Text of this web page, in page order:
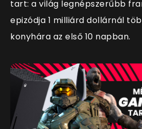
tart: a világ legnépszerűbb
epizódja 1 milliárd dollárnál
konyhára az első 10 napban.